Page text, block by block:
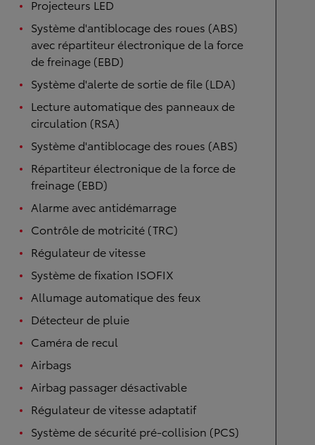
Projecteurs LED
Système d'antiblocage des roues (ABS)
avec répartiteur électronique de la force
de freinage (EBD)
Système d'alerte de sortie de file (LDA)
Lecture automatique des panneaux de
circulation (RSA)
Système d'antiblocage des roues (ABS)
Répartiteur électronique de la force de
freinage (EBD)
Alarme avec antidémarrage
Contrôle de motricité (TRC)
Régulateur de vitesse
Système de fixation ISOFIX
Allumage automatique des feux
Détecteur de pluie
Caméra de recul
Airbags
Airbag passager désactivable
Régulateur de vitesse adaptatif
Système de sécurité pré-collision (PCS)